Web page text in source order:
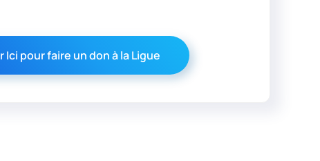
Ici pour faire un don à la Ligue